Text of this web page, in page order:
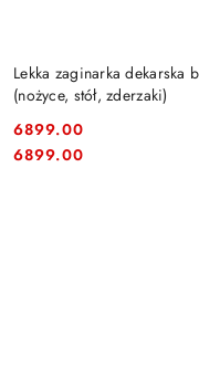
Lekka zaginarka dekarska
(nożyce, stół, zderzaki)
Cena:
6899.00
Cena:
6899.00